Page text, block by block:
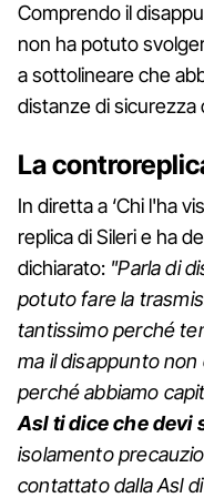
Comprendo il
non ha potuto
a sottolineare che
distanze di sicurezza
La
In diretta a ‘Chi l'ha
replica di Sileri e ha
dichiarato: "Parla di
potuto fare la
tantissimo perché
ma il disappunto
perché abbiamo
Asl ti dice che devi
isolamento
contattato dalla Asl